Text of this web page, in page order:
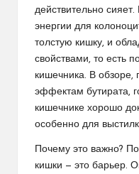
действительно
энергии для
толстую кишку, и
свойствами, то есть
кишечника. В
эффектам бутирата,
кишечнике хорошо
особенно для
Почему это важно?
кишки — это барьер.